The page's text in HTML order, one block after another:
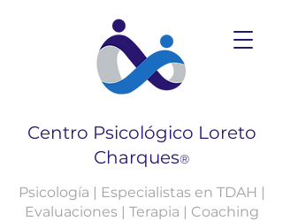
Centro Psicológico Loreto
Charques®
Psicología | Especialistas en TDAH |
Evaluaciones | Terapia | Coaching